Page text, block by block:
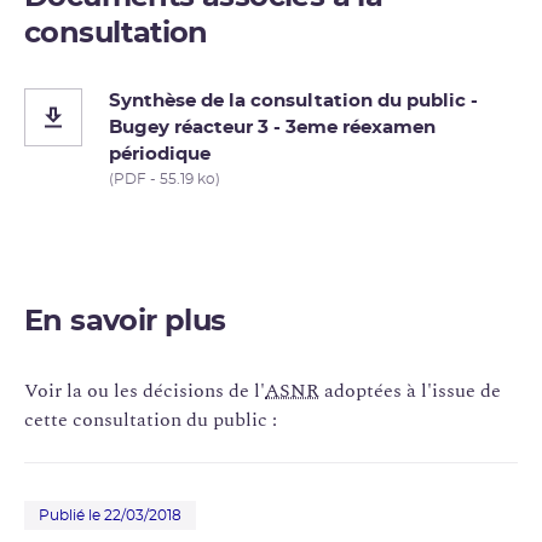
consultation
Synthèse de la consultation du public -
Bugey réacteur 3 - 3eme réexamen
périodique
(PDF - 55.19 ko)
En savoir plus
Voir la ou les décisions de l'ASNRadoptées à l'issue de
cette consultation du public :
Publié le 22/03/2018